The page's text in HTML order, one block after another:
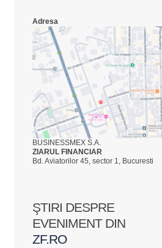
Adresa
BUSINESSMEX S.A.
ZIARUL FINANCIAR
Bd. Aviatorilor 45, sector 1, Bucuresti
ŞTIRI DESPRE
EVENIMENT DIN
ZF.RO